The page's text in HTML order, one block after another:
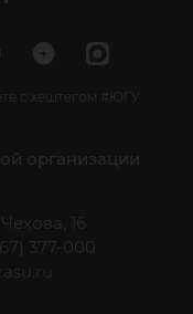
с хештегом #ЮГУ
организации
16
377-000